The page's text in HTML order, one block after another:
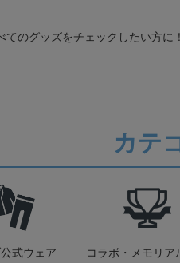
てのグッズをチェックしたい方に
カテ
式ウェア
コラボ・メモリア